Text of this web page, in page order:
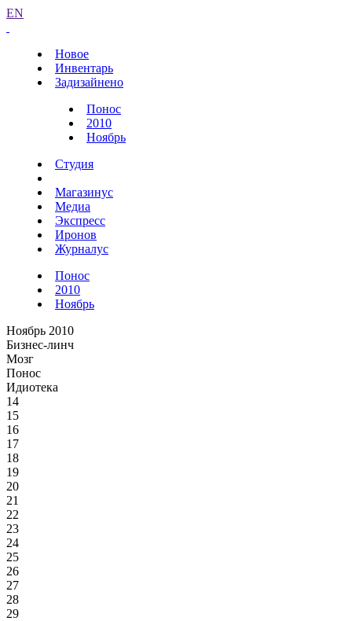
EN
Новое
Инвентарь
Задизайнено
Понос
2010
Ноябрь
Студия
Магазинус
Медиа
Экспресс
Иронов
Журналус
Понос
2010
Ноябрь
Ноябрь 2010
Бизнес-линч
Мозг
Понос
Идиотека
14
15
16
17
18
19
20
21
22
23
24
25
26
27
28
29